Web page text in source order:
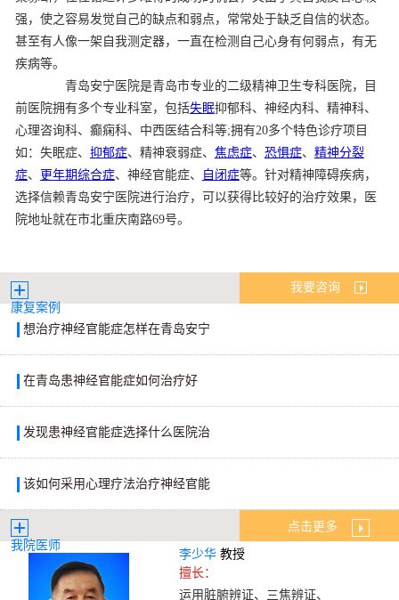
强，使之容易发觉自己的缺点和弱点，常常处于缺乏自信的状态。
甚至有人像一架自我测定器，一直在检测自己心身有何弱点，有无
疾病等。
青岛安宁医院是青岛市专业的二级精神卫生专科医院，目
前医院拥有多个专业科室，包括失眠抑郁科、神经内科、精神科、
心理咨询科、癫痫科、中西医结合科等;拥有20多个特色诊疗项目
如：失眠症、 抑郁症、精神衰弱症、 焦虑症、 恐惧症、 精神分裂
症、 更年期综合症、神经官能症、 自闭症等。针对精神障碍疾病，
选择信赖青岛安宁医院进行治疗，可以获得比较好的治疗效果，医
院地址就在市北重庆南路69号。
康复案例
我要咨询
想治疗神经官能症怎样在青岛安宁
在青岛患神经官能症如何治疗好
发现患神经官能症选择什么医院治
该如何采用心理疗法治疗神经官能
我院医师
点击更多
李少华 教授
擅长：
运用脏腑辨证、三焦辨证、